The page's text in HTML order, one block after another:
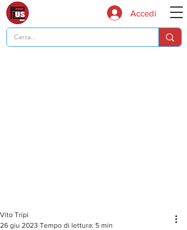
Accedi
Vito Tripi
26 giu 2023 Tempo di lettura: 5 min